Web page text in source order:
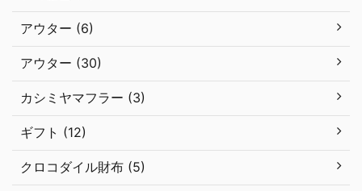
アウター (6)
アウター (30)
カシミヤマフラー (3)
ギフト (12)
クロコダイル財布 (5)